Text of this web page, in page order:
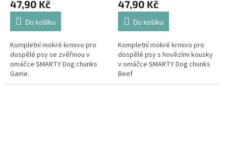
47,90 Kč
Do košíku
Kompletní mokré krmivo pro
dospělé psy se zvěřinou v
omáčce SMARTY Dog chunks
Game.
47,90 Kč
Do košíku
Kompletní mokré krmivo pro
dospělé psy s hovězími kousky
v omáčce SMARTY Dog chunks
Beef